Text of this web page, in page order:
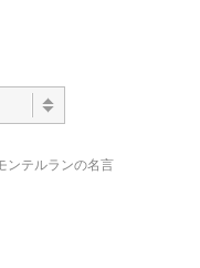
テルランの名言